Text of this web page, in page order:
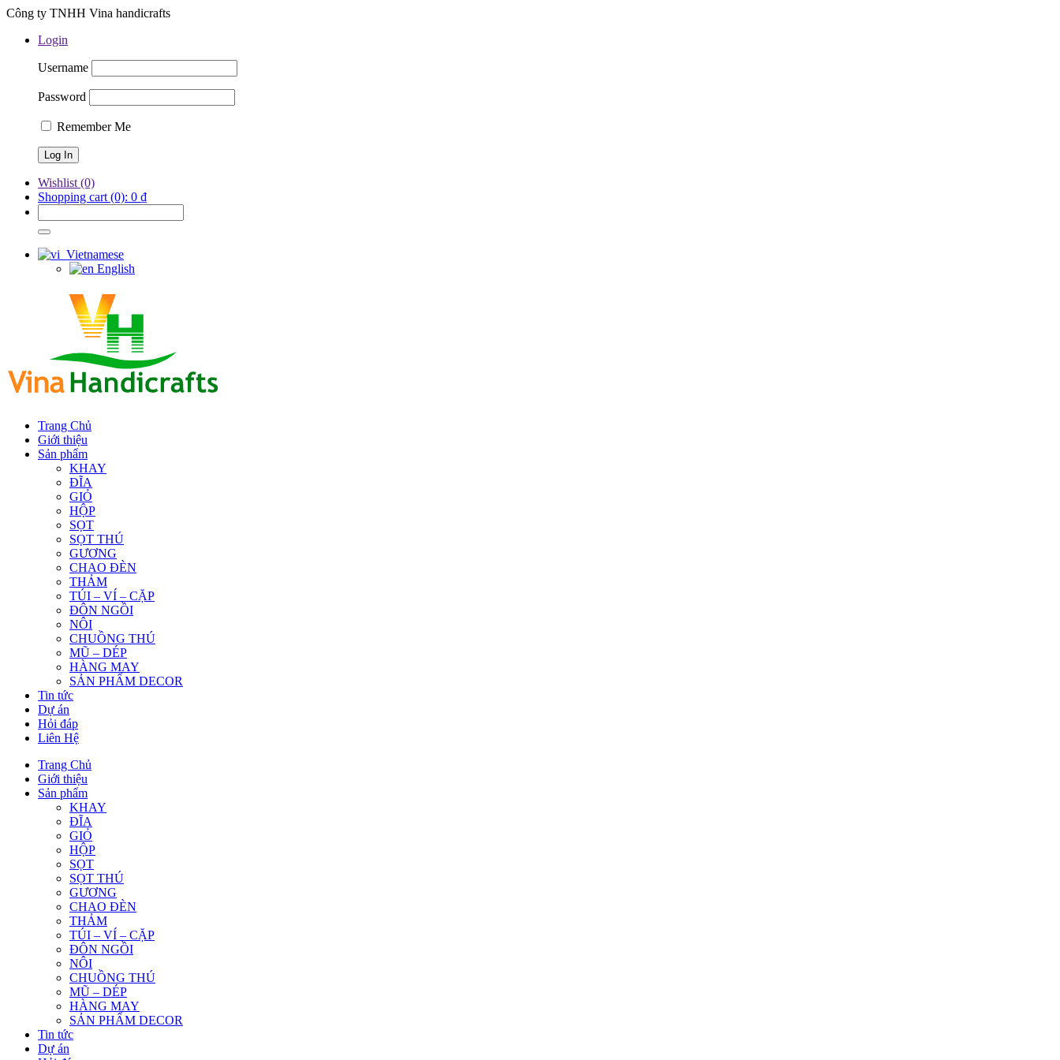
Công ty TNHH Vina handicrafts
Login
Username
Password
Remember Me
Wishlist (0)
Shopping cart (0): 0 ₫
Vietnamese
English
Trang Chủ
Giới thiệu
Sản phẩm
KHAY
ĐĨA
GIỎ
HỘP
SỌT
SỌT THÚ
GƯƠNG
CHAO ĐÈN
THẢM
TÚI – VÍ – CẶP
ĐÔN NGỒI
NÔI
CHUỒNG THÚ
MŨ – DÉP
HÀNG MAY
SẢN PHẨM DECOR
Tin tức
Dự án
Hỏi đáp
Liên Hệ
Trang Chủ
Giới thiệu
Sản phẩm
KHAY
ĐĨA
GIỎ
HỘP
SỌT
SỌT THÚ
GƯƠNG
CHAO ĐÈN
THẢM
TÚI – VÍ – CẶP
ĐÔN NGỒI
NÔI
CHUỒNG THÚ
MŨ – DÉP
HÀNG MAY
SẢN PHẨM DECOR
Tin tức
Dự án